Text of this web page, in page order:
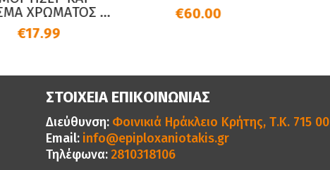
€60.00
ΣΤΟΙΧΕΙΑ ΕΠΙΚΟΙΝΩΝΙΑΣ
Διεύθυνση: Φοινικιά Ηράκλειο Κρήτης, Τ.Κ. 715 00
Email: info@epiploxaniotakis.gr
Τηλέφωνα: 2810318106